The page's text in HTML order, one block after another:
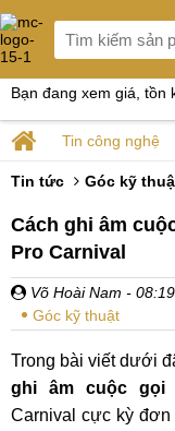
Bạn đang xem giá, tồn
Tin công nghệ
Tin tức Góc kỹ
Cách ghi âm
Pro Carnival
Võ Hoài Nam -
Góc kỹ thuật
Trong bài viết dưới
ghi âm cuộc gọi
Carnival cực kỳ